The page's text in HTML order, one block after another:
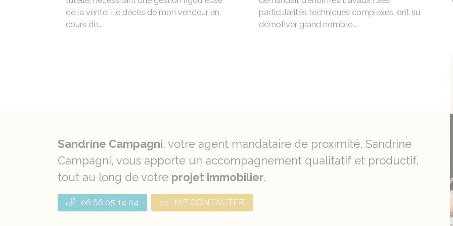
de la vente. Le décès de mon vendeur en
cours de...
particularités techniques complexes, ont su
démotiver grand nombre...
Sandrine Campagni, votre agent mandataire de proximité, Sandrine
Campagni, vous apporte un accompagnement qualitatif et productif,
tout au long de votre projet immobilier.
06 66 05 14 04 ME CONTACTER